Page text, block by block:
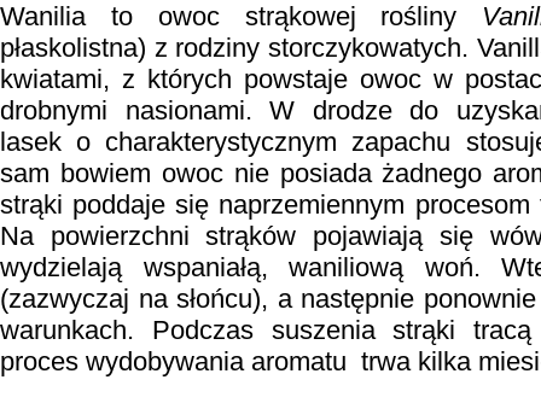
Wanilia to owoc strąkowej rośliny
płaskolistna) z rodziny storczykowatych.
kwiatami, z których powstaje owoc w
drobnymi nasionami. W drodze do
lasek o charakterystycznym zapachu
sam bowiem owoc nie posiada żadnego
strąki poddaje się naprzemiennym
Na powierzchni strąków pojawiają się
wydzielają wspaniałą, waniliową woń.
(zazwyczaj na słońcu), a następnie
warunkach. Podczas suszenia strąki
proces wydobywania aromatu trwa kilka